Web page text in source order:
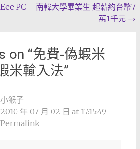
PC
南韓大學畢業生 起薪約台幣7
萬1千元 →
on “免費-偽蝦米
米輸入法”
小猴子
2010 年 07 月 02 日 at 17:15:49
Permalink